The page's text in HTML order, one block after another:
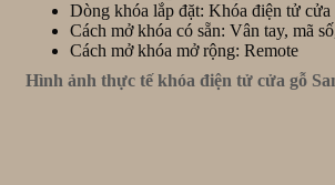
Dòng khóa lắp đặt: Khóa điện tử cửa
Cách mở khóa có sẵn: Vân tay, mã
Cách mở khóa mở rộng: Remote
Hình ảnh thực tế khóa điện tử cửa gỗ